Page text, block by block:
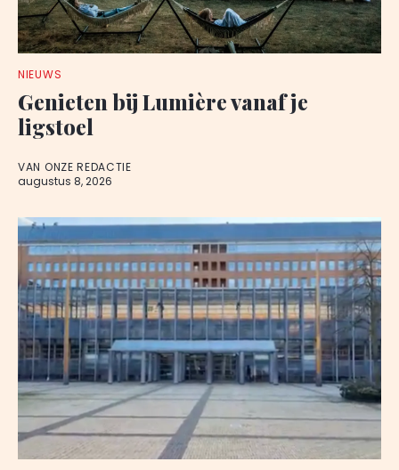
NIEUWS
Genieten bij Lumière vanaf je
ligstoel
VAN ONZE REDACTIE
augustus 8, 2026